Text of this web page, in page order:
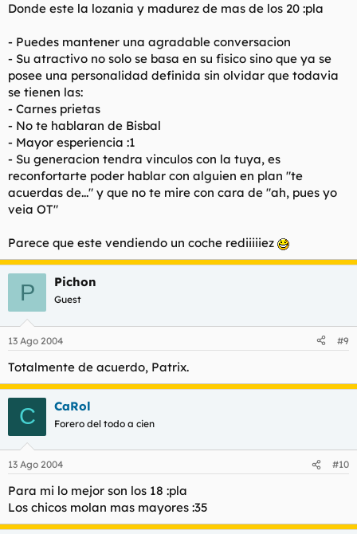
Donde este la lozania y madurez de mas de los 20 :pla
- Puedes mantener una agradable conversacion
- Su atractivo no solo se basa en su fisico sino que ya se
posee una personalidad definida sin olvidar que todavia
se tienen las:
- Carnes prietas
- No te hablaran de Bisbal
- Mayor esperiencia :1
- Su generacion tendra vinculos con la tuya, es
reconfortarte poder hablar con alguien en plan "te
acuerdas de..." y que no te mire con cara de "ah, pues yo
veia OT"
Parece que este vendiendo un coche rediiiiiez
P Pichon
Guest
13 Ago 2004 #9
Totalmente de acuerdo, Patrix.
C CaRol
Forero del todo a cien
13 Ago 2004 #10
Para mi lo mejor son los 18 :pla
Los chicos molan mas mayores :35